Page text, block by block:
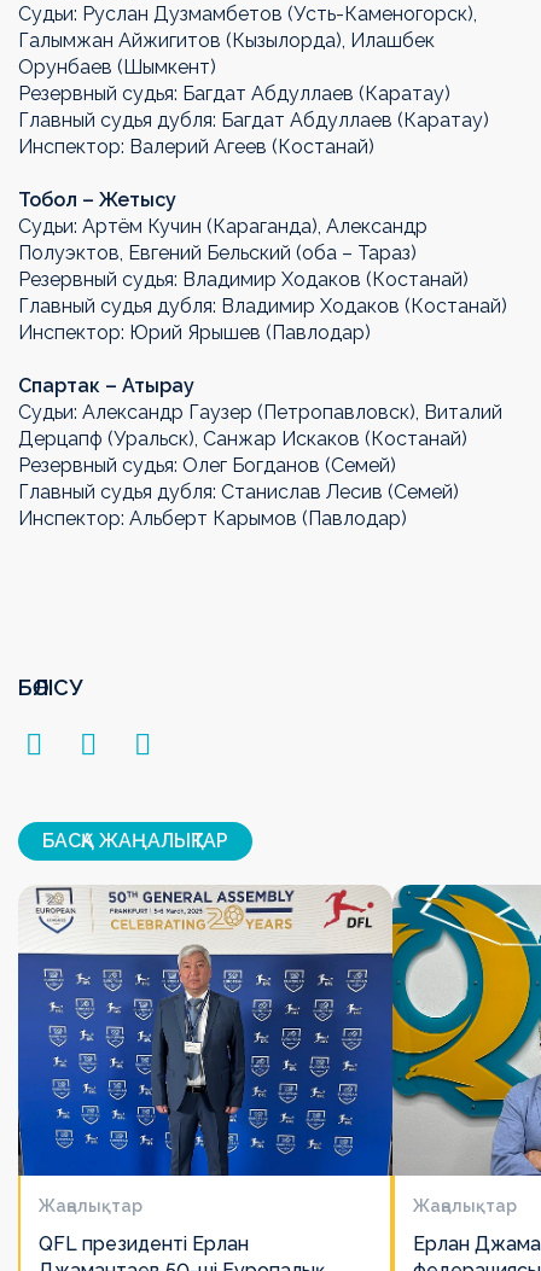
Судьи: Руслан Дузмамбетов (Усть-Каменогорск),
Галымжан Айжигитов (Кызылорда), Илашбек
Орунбаев (Шымкент)
Резервный судья: Багдат Абдуллаев (Каратау)
Главный судья дубля: Багдат Абдуллаев (Каратау)
Инспектор: Валерий Агеев (Костанай)
Тобол – Жетысу
Судьи: Артём Кучин (Караганда), Александр
Полуэктов, Евгений Бельский (оба – Тараз)
Резервный судья: Владимир Ходаков (Костанай)
Главный судья дубля: Владимир Ходаков (Костанай)
Инспектор: Юрий Ярышев (Павлодар)
Спартак – Атырау
Судьи: Александр Гаузер (Петропавловск), Виталий
Дерцапф (Уральск), Санжар Искаков (Костанай)
Резервный судья: Олег Богданов (Семей)
Главный судья дубля: Станислав Лесив (Семей)
Инспектор: Альберт Карымов (Павлодар)
БӨЛІСУ
БАСҚА ЖАҢАЛЫҚТАР
Жаңалықтар
QFL президенті Ерлан
Жаңалықтар
Ерлан